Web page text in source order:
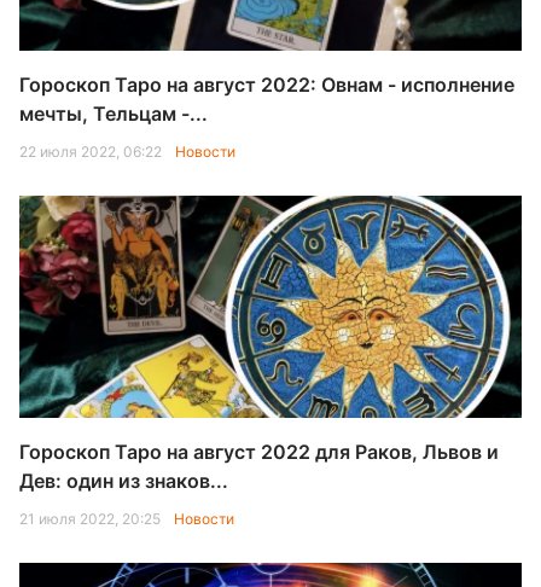
Гороскоп Таро на август 2022: Овнам - исполнение
мечты, Тельцам -...
22 июля 2022, 06:22 Новости
Гороскоп Таро на август 2022 для Раков, Львов и
Дев: один из знаков...
21 июля 2022, 20:25 Новости